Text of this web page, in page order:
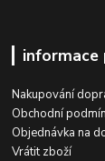
informace
Nakupování
Obchodní
Objednávka na
Vrátit zboží